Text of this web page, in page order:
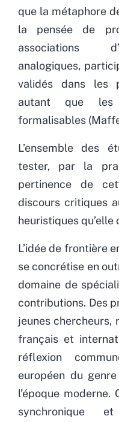
que la métaphore
la pensée de
associations
analogiques,
validés dans les
autant que les
formalisables
L’ensemble des
tester, par la
pertinence de
discours critiques
heuristiques qu’elle
L’idée de frontière
se concrétise en
domaine de
contributions. Des
jeunes chercheurs,
français et
réflexion
européen du
l’époque
synchronique